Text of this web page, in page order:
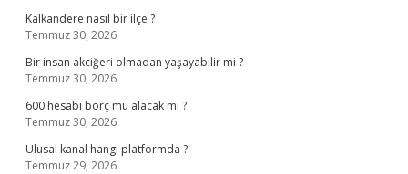
Kalkandere nasıl bir ilçe ?
Temmuz 30, 2026
Bir insan akciğeri olmadan yaşayabilir mi ?
Temmuz 30, 2026
600 hesabı borç mu alacak mı ?
Temmuz 30, 2026
Ulusal kanal hangi platformda ?
Temmuz 29, 2026